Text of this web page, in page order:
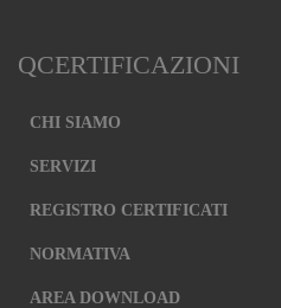
QCERTIFICAZIONI
CHI SIAMO
SERVIZI
REGISTRO CERTIFICATI
NORMATIVA
AREA DOWNLOAD